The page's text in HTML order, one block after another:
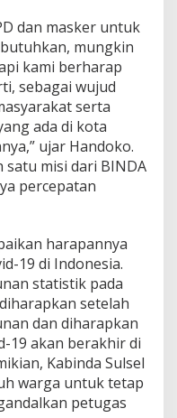
dan masker untuk
mungkin
kami berharap
sebagai wujud
serta
ada di kota
ujar Handoko.
satu misi dari BINDA
percepatan
harapannya
19 di Indonesia.
statistik pada
setelah
dan diharapkan
19 akan berakhir di
Kabinda Sulsel
warga untuk tetap
petugas